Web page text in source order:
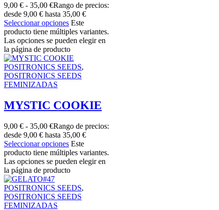
9,00 € - 35,00 €Rango de precios:
desde 9,00 € hasta 35,00 €
Seleccionar opciones Este
producto tiene múltiples variantes.
Las opciones se pueden elegir en
la página de producto
POSITRONICS SEEDS,
POSITRONICS SEEDS
FEMINIZADAS
MYSTIC COOKIE
9,00 € - 35,00 €Rango de precios:
desde 9,00 € hasta 35,00 €
Seleccionar opciones Este
producto tiene múltiples variantes.
Las opciones se pueden elegir en
la página de producto
POSITRONICS SEEDS,
POSITRONICS SEEDS
FEMINIZADAS